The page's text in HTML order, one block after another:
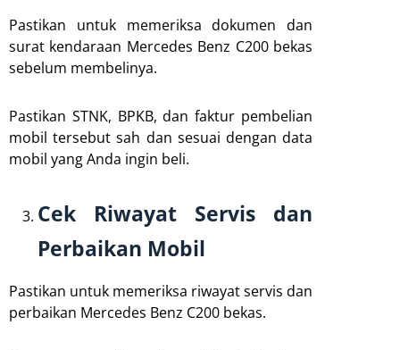
Pastikan untuk memeriksa dokumen dan
surat kendaraan Mercedes Benz C200 bekas
sebelum membelinya.
Pastikan STNK, BPKB, dan faktur pembelian
mobil tersebut sah dan sesuai dengan data
mobil yang Anda ingin beli.
Cek Riwayat Servis dan
Perbaikan Mobil
Pastikan untuk memeriksa riwayat servis dan
perbaikan Mercedes Benz C200 bekas.